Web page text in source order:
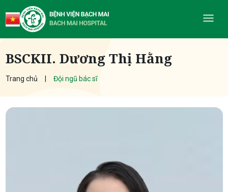
BSCKII. Dương Thị Hằng
Trang chủ Đội ngũ bác sĩ